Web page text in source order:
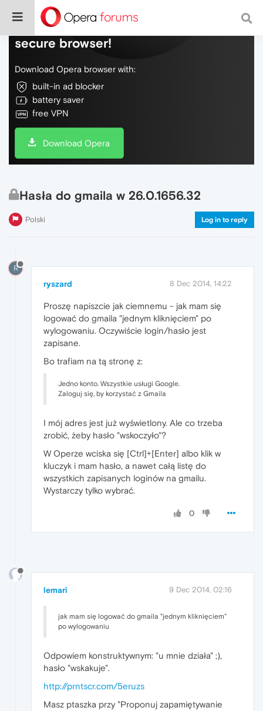
Do more on the web, with a fast and
secure browser!
Download Opera browser with:
built-in ad blocker
battery saver
free VPN
Download Opera
Hasła do gmaila w 26.0.1656.32
Polski Log in to reply
R
ryszard 8 Dec 2014, 14:22
Proszę napiszcie jak ciemnemu - jak mam się
logować do gmaila "jednym kliknięciem" po
wylogowaniu. Oczywiście login/hasło jest
zapisane.
Bo trafiam na tą stronę z:
Jedno konto. Wszystkie usługi Google.
Zaloguj się, by korzystać z Gmaila
I mój adres jest już wyświetlony. Ale co trzeba
zrobić, żeby hasło "wskoczyło"?
W Operze wciska się [Ctrl]+[Enter] albo klik w
kluczyk i mam hasło, a nawet całą listę do
wszystkich zapisanych loginów na gmailu.
Wystarczy tylko wybrać.
0
lemari 9 Dec 2014, 02:16
jak mam się logować do gmaila "jednym kliknięciem"
po wylogowaniu
Odpowiem konstruktywnym: "u mnie działa" ;),
hasło "wskakuje".
http://prntscr.com/5eruzs
Masz ptaszka przy "Proponuj zapamiętywanie